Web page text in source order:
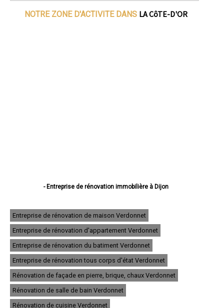
NOTRE ZONE D'ACTIVITE DANS LA CôTE-D'OR
- Entreprise de rénovation immobilière à Dijon
- Entreprise de rénovation immobilière à Talant
- Entreprise de rénovation immobilière à Chevigny-Saint-Sauveur
- Entreprise de rénovation immobilière à Quetigny
- Entreprise de rénovation immobilière à Longvic
- Entreprise de rénovation immobilière à Fontaine-lès-Dijon
- Entreprise de rénovation immobilière à Auxonne
- Entreprise de rénovation immobilière à Saint-Apollinaire
- Entreprise de rénovation immobilière à Châtillon-sur-Seine
- Entreprise de rénovation immobilière à Montbard
- Entreprise de rénovation immobilière à Nuits-Saint-Georges
- Entreprise de rénovation immobilière à Genlis
Entreprise de rénovation de maison Verdonnet
Entreprise de rénovation d'appartement Verdonnet
Entreprise de rénovation du batiment Verdonnet
Entreprise de rénovation tous corps d'état Verdonnet
Rénovation de façade en pierre, brique, chaux Verdonnet
Rénovation de salle de bain Verdonnet
Rénovation de cuisine Verdonnet